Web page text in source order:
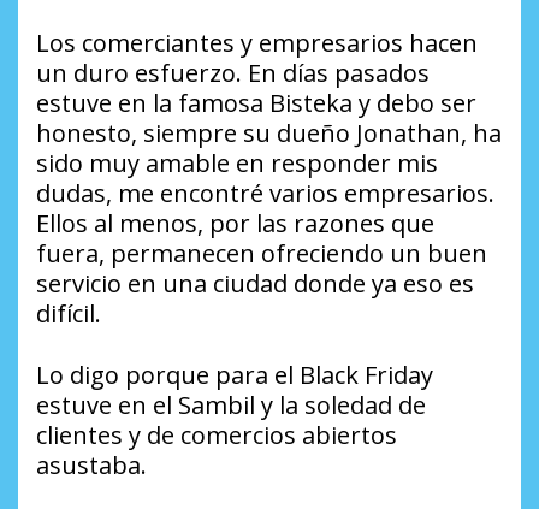
Los comerciantes y empresarios hacen
un duro esfuerzo. En días pasados
estuve en la famosa Bisteka y debo ser
honesto, siempre su dueño Jonathan, ha
sido muy amable en responder mis
dudas, me encontré varios empresarios.
Ellos al menos, por las razones que
fuera, permanecen ofreciendo un buen
servicio en una ciudad donde ya eso es
difícil.
Lo digo porque para el Black Friday
estuve en el Sambil y la soledad de
clientes y de comercios abiertos
asustaba.